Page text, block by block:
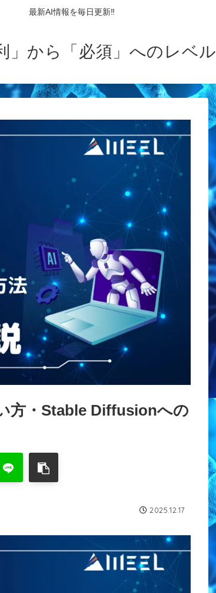
最新AI情報を毎日更新‼
」から「必須」へのレベル
方・Stable Diffusionへの
2025.12.17